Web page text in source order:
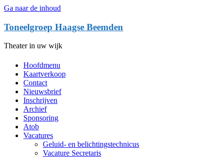
Ga naar de inhoud
Toneelgroep Haagse Beemden
Theater in uw wijk
Hoofdmenu
Kaartverkoop
Contact
Nieuwsbrief
Inschrijven
Archief
Sponsoring
Atob
Vacatures
Geluid- en belichtingstechnicus
Vacature Secretaris